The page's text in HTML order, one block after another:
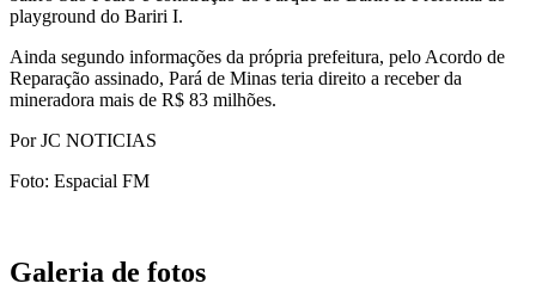
playground do Bariri I.
Ainda segundo informações da própria prefeitura, pelo Acordo de
Reparação assinado, Pará de Minas teria direito a receber da
mineradora mais de R$ 83 milhões.
Por JC NOTICIAS
Foto: Espacial FM
Galeria de fotos